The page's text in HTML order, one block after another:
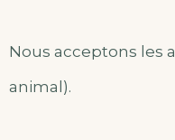
Nous acceptons les
animal).